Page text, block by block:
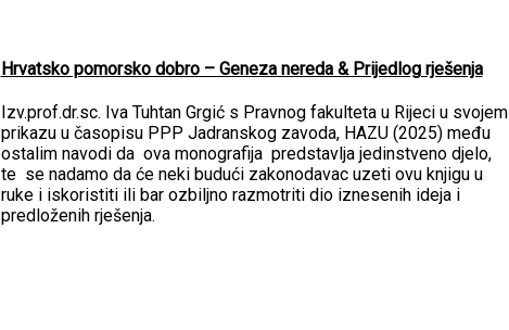
Hrvatsko pomorsko dobro – Geneza nereda & Prijedlog rješenja
Izv.prof.dr.sc. Iva Tuhtan Grgić s Pravnog fakulteta u Rijeci u svojem
prikazu u časopisu PPP Jadranskog zavoda, HAZU (2025) među
ostalim navodi da ova monografija predstavlja jedinstveno djelo,
te se nadamo da će neki budući zakonodavac uzeti ovu knjigu u
ruke i iskoristiti ili bar ozbiljno razmotriti dio iznesenih ideja i
predloženih rješenja.